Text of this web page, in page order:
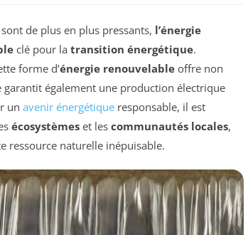
de plus en plus pressants, l’énergie
clé pour la transition énergétique.
forme d’énergie renouvelable offre non
également une production électrique
un avenir énergétique responsable, il est
écosystèmes et les communautés locales,
ressource naturelle inépuisable.